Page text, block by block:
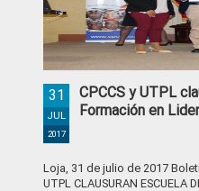
CPCCS y UTPL
Formación en
31
JUL
2017
Loja, 31 de julio de 2017
UTPL CLAUSURAN ESCUELA